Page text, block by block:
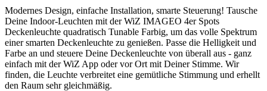
Modernes Design, einfache Installation, smarte Steuerung! Tausche
Deine Indoor-Leuchten mit der WiZ IMAGEO 4er Spots
Deckenleuchte quadratisch Tunable Farbig, um das volle Spektrum
einer smarten Deckenleuchte zu genießen. Passe die Helligkeit und
Farbe an und steuere Deine Deckenleuchte von überall aus - ganz
einfach mit der WiZ App oder vor Ort mit Deiner Stimme. Wir
finden, die Leuchte verbreitet eine gemütliche Stimmung und erhellt
den Raum sehr gleichmäßig.